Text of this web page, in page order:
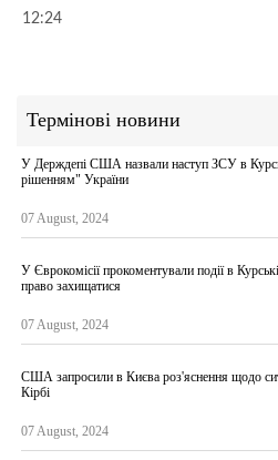
12:24
Термінові новини
У Держдепі США назвали наступ ЗСУ в
рішенням" України
07 August, 2024
У Єврокомісії прокоментували події в
право захищатися
07 August, 2024
США запросили в Києва роз'яснення щодо
Кірбі
07 August, 2024